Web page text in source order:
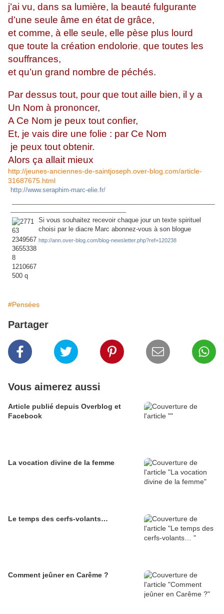
j’ai vu, dans sa lumière, la beauté fulgurante
d’une seule âme en état de grâce,
et comme, à elle seule, elle pèse plus lourd
que toute la création endolorie, que toutes les
souffrances,
et qu’un grand nombre de péchés.
Par dessus tout, pour que tout aille bien, il y a
Un Nom à prononcer,
A Ce Nom je peux tout confier,
Et, je vais dire une folie : par Ce Nom
je peux tout obtenir.
Alors ça allait mieux
http://jeunes-anciennes-de-saintjoseph.over-blog.com/article-
31687675.html
http://www.seraphim-marc-elie.fr/
Si vous souhaitez recevoir chaque jour un texte spirituel
choisi par le diacre Marc abonnez-vous à son blogue
http://ann.over-blog.com/blog-newsletter.php?ref=120238
#Pensées
Partager
Vous aimerez aussi
Article publié depuis Overblog et
Facebook
La vocation divine de la femme
Le temps des cerfs-volants…
Comment jeûner en Carême ?